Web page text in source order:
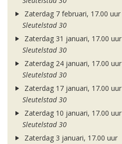
Zaterdag 7 februari, 17.00 uur
Sleutelstad 30
Zaterdag 31 januari, 17.00 uur
Sleutelstad 30
Zaterdag 24 januari, 17.00 uur
Sleutelstad 30
Zaterdag 17 januari, 17.00 uur
Sleutelstad 30
Zaterdag 10 januari, 17.00 uur
Sleutelstad 30
Zaterdag 3 januari, 17.00 uur